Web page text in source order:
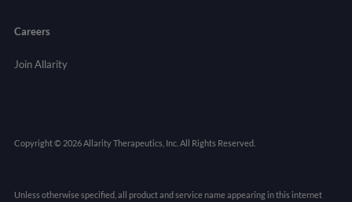
Careers
Join Allarity
Copyright © 2026 Allarity Therapeutics, Inc. All Rights Reserved.
Unless otherwise specified, all product and service name appearing in this internet